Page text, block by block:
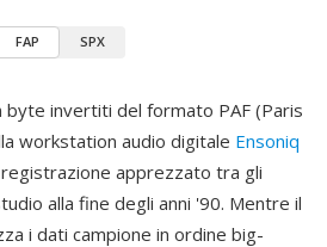
FAP SPX
byte invertiti del formato PAF (Paris
workstation audio digitale Ensoniq
apprezzato tra gli
alla fine degli anni '90. Mentre il
i dati campione in ordine big-